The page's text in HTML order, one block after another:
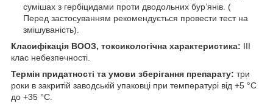
сумішах з гербіцидами проти дводольних бур’янів. (
Перед застосуванням рекомендується провести тест на
змішуваність).
Класифікація ВООЗ, токсикологічна характеристика: ІІІ
клас небезпечності.
Термін придатності та умови зберігання препарату: три
роки в закритій заводській упаковці при температурі від +5 °С
до +35 °С.